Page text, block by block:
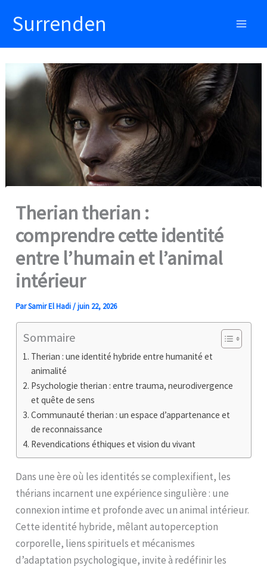
Surrenden
Therian therian :
comprendre cette identité
entre l’humain et l’animal
intérieur
ParSamir El Hadi/juin 22, 2026
Sommaire
Therian : une identité hybride entre humanité et
animalité
Psychologie therian : entre trauma, neurodivergence
et quête de sens
Communauté therian : un espace d’appartenance et
de reconnaissance
Revendications éthiques et vision du vivant
Dans une ère où les identités se complexifient, les
thérians incarnent une expérience singulière : une
connexion intime et profonde avec un animal intérieur.
Cette identité hybride, mêlant autoperception
corporelle, liens spirituels et mécanismes
d’adaptation psychologique, invite à redéfinir les